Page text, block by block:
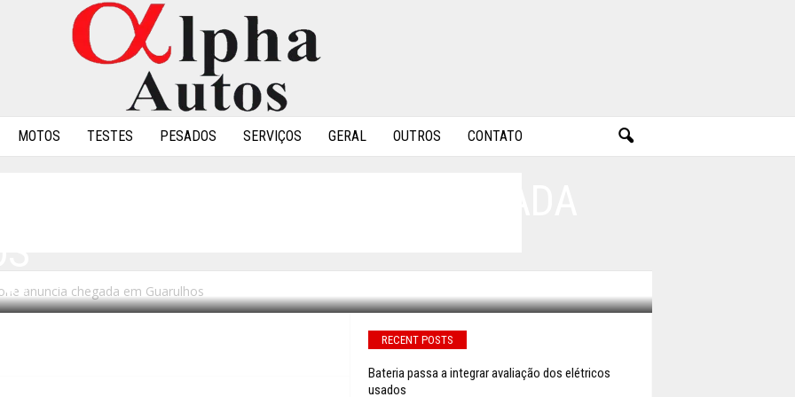
MOTOS TESTES PESADOS SERVIÇOS GERAL OUTROS CONTATO
anuncia chegada em Guarulhos
0
RECENT POSTS
Bateria passa a integrar avaliação dos elétricos
usados